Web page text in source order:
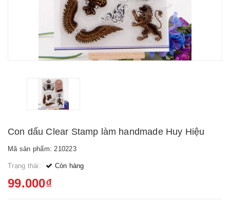
Con dấu Clear Stamp làm handmade Huy Hiệu
Mã sản phẩm: 210223
Trạng thái: Còn hàng
99.000₫